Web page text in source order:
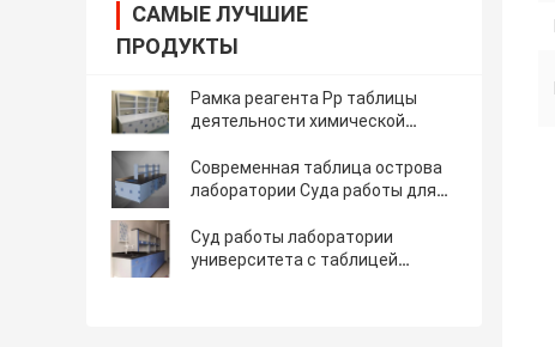
САМЫЕ ЛУЧШИЕ
ПРОДУКТЫ
Рамка реагента Pp таблицы
деятельности химической
Современная таблица острова
лаборатории Суда работы для
Суд работы лаборатории
университета с таблицей